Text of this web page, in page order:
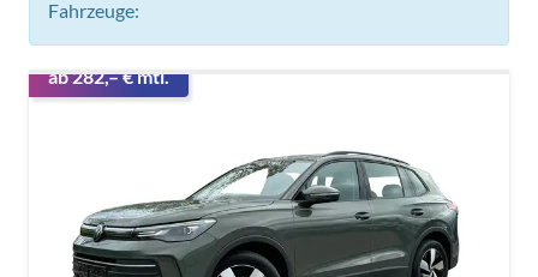
Fahrzeuge:
ab 282,– € mtl.